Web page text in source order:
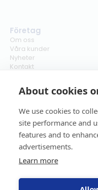
About cookies
We use cookies to
site performance and
features and to
advertisements.
Learn more
Företag
Om oss
Våra kunder
Nyheter
Kontakt